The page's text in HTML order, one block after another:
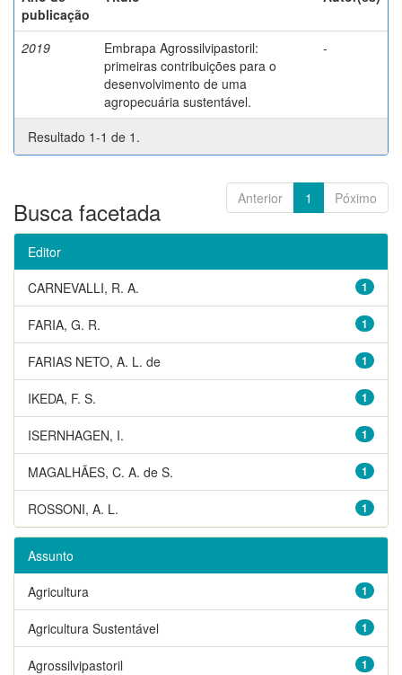
publicação
2019
Embrapa Agrossilvipastoril:
primeiras contribuições para o
desenvolvimento de uma
agropecuária sustentável.
-
Resultado 1-1 de 1.
Anterior 1 Póximo
Busca facetada
Editor
1
CARNEVALLI, R. A.
1
FARIA, G. R.
1
FARIAS NETO, A. L. de
1
IKEDA, F. S.
1
ISERNHAGEN, I.
1
MAGALHÃES, C. A. de S.
1
ROSSONI, A. L.
Assunto
1
Agricultura
1
Agricultura Sustentável
1
Agrossilvipastoril